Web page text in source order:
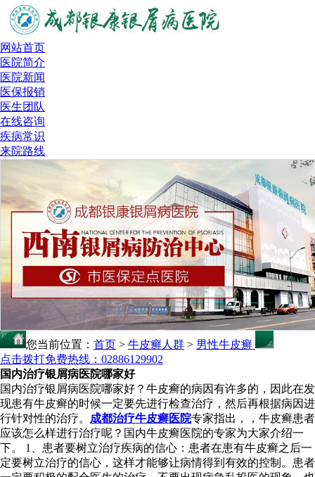
网站首页
医院简介
医院新闻
医保报销
医生团队
在线咨询
疾病常识
来院路线
您当前位置： 首页 > 牛皮癣人群 > 男性牛皮癣
点击拨打免费热线：02886129902
国内治疗银屑病医院哪家好
国内治疗银屑病医院哪家好？牛皮癣的病因有许多的，因此在发
现患有牛皮癣的时候一定要先进行检查治疗，然后再根据病因进
行针对性的治疗。 成都治疗牛皮癣医院专家指出，，牛皮癣患者
应该怎么样进行治疗呢？国内牛皮癣医院的专家为大家介绍一
下。 1、患者要树立治疗疾病的信心：患者在患有牛皮癣之后一
定要树立治疗的信心，这样才能够让病情得到有效的控制。患者